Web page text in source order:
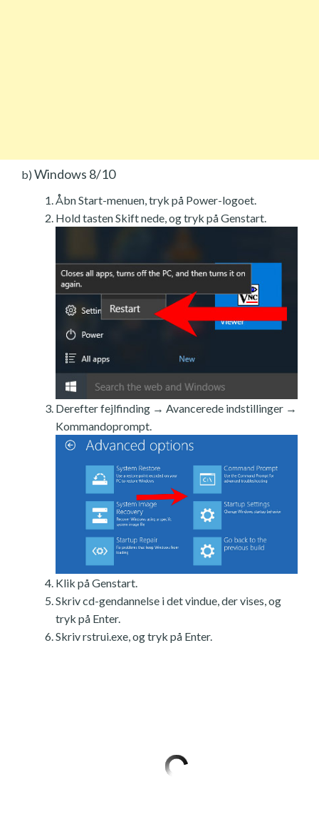
b) Windows 8/10
Åbn Start-menuen, tryk på Power-logoet.
Hold tasten Skift nede, og tryk på Genstart.
Derefter fejlfinding → Avancerede indstillinger →
Kommandoprompt.
Klik på Genstart.
Skriv cd-gendannelse i det vindue, der vises, og
tryk på Enter.
Skriv rstrui.exe, og tryk på Enter.